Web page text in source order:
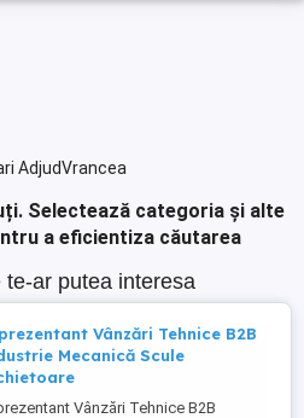
AdjudVrancea
Selectează categoria și alte
a eficientiza căutarea
te-ar putea interesa
Vânzări Tehnice B2B
Mecanică Scule
Vânzări Tehnice B2B